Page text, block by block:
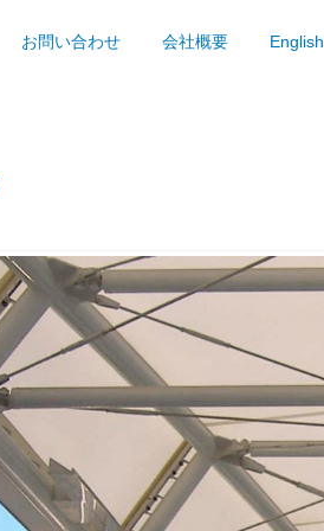
お問い合わせ 会社概要 English